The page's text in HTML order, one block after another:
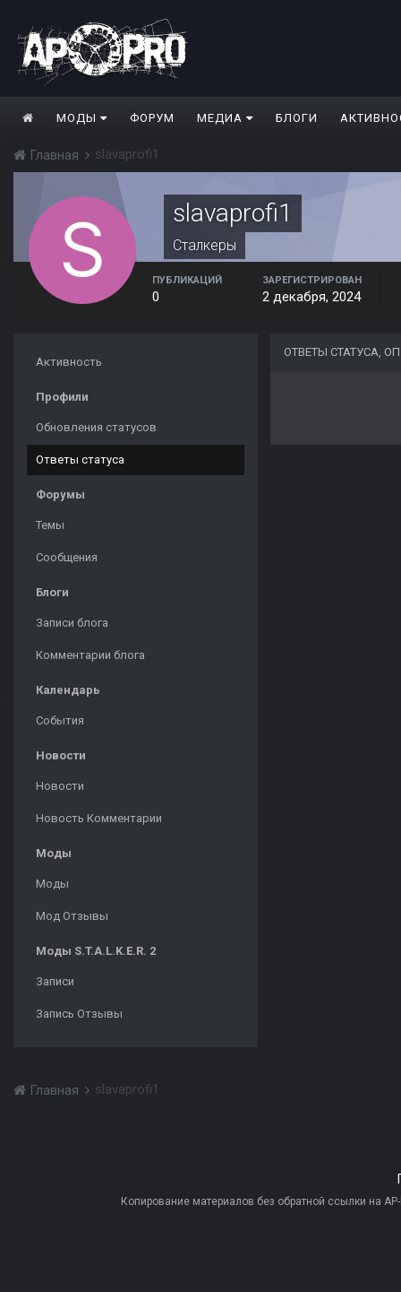
МОДЫ ФОРУМ МЕДИА БЛОГИ
Главная slavaprofi1
slavaprofi1
Сталкеры
ПУБЛИКАЦИЙ
0
ЗАРЕГИСТРИРОВАН
2 декабря, 2024
Активность
Профили
Обновления статусов
Ответы статуса
Форумы
Темы
Сообщения
Блоги
Записи блога
Комментарии блога
Календарь
События
Новости
Новости
Новость Комментарии
Моды
Моды
Мод Отзывы
Моды S.T.A.L.K.E.R. 2
Записи
Запись Отзывы
ОТВЕТЫ СТАТУСА,
Главная slavaprofi1
Копирование материалов без обратной ссылки на